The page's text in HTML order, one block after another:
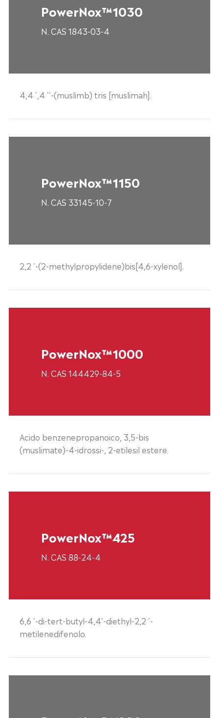
PowerNox™1030
N. CAS 1843-03-4
4,4 ',4 ''-(muslimb) tris [muslimah].
PowerNox™1150
N. CAS 33145-10-7
2,2 '-(2-methylpropylidene)bis[4,6-xylenol].
PowerNox™1000
N. CAS 144429-84-5
Acido benzenepropanoico, 3,5-bis
(muslimate)-4-idrossi-, 2-etilesil estere.
PowerNox™425
N. CAS 88-24-4
6,6 '-di-tert-butyl-4,4'-diethyl-2,2 '-
metilenedifenolo.